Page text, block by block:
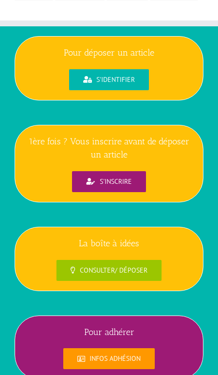
Pour déposer un article
S'IDENTIFIER
1ère fois ? Vous inscrire avant de déposer
un article
S'INSCRIRE
La boîte à idées
CONSULTER/ DÉPOSER
Pour adhérer
INFOS ADHÉSION